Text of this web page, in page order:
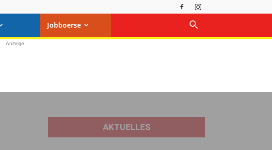
Jobboerse
Anzeige
AKTUELLES